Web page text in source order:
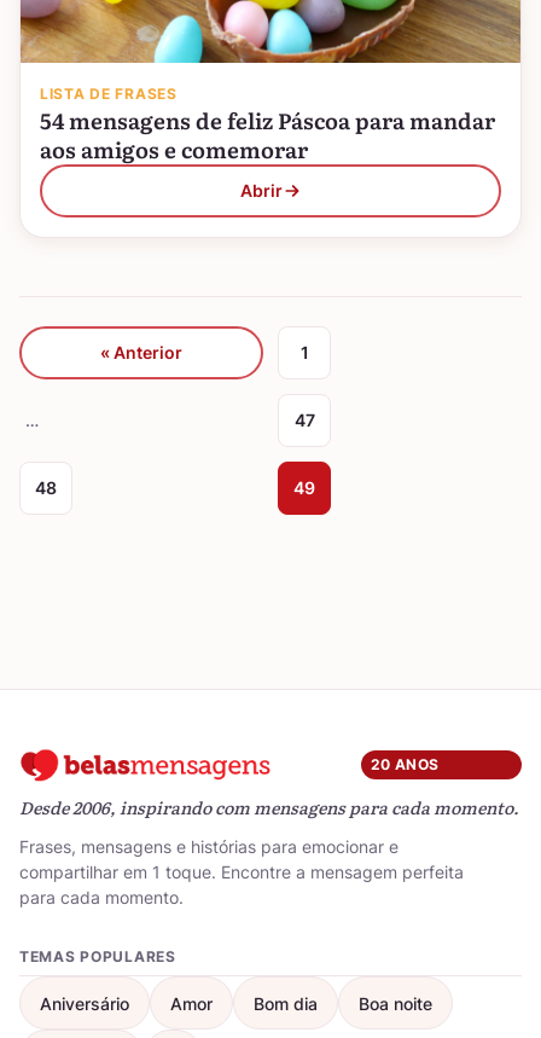
LISTA DE FRASES
54 mensagens de feliz Páscoa para mandar
aos amigos e comemorar
Abrir
« Anterior 1
… 47
48 49
20 ANOS
Desde 2006, inspirando com mensagens para cada momento.
Frases, mensagens e histórias para emocionar e
compartilhar em 1 toque. Encontre a mensagem perfeita
para cada momento.
TEMAS POPULARES
Aniversário Amor Bom dia Boa noite